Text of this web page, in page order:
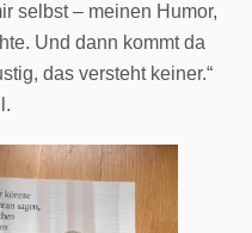
selbst – meinen Humor,
Und dann kommt da
das versteht keiner.“